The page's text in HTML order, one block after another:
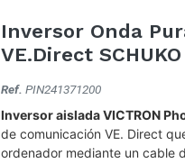
Inversor Onda
VE.Direct
Ref. PIN241371200
Inversor aislada VICTRON
de comunicación VE. Direct
ordenador mediante un cable